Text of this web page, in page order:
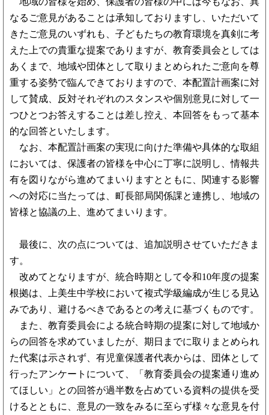
なるご意見があることは承知しておりますし、いただいて
きたご意見のいずれも、子どもたちの教育環境を真剣に考
えた上での貴重な提案でありますが、教育委員会としては
あくまで、地域や団体として取りまとめられたご意向を尊
重する姿勢で臨んできておりますので、本配置計画案に対
して賛成、反対それぞれのスタンスや個別意見に対して一
つひとつお答えすることは差し控え、本回答をもって基本
的な回答といたします。
なお、本配置計画案の実現に向けた準備や具体的な取組
においては、保護者の皆様を中心に丁寧に説明し、情報共
有を図りながら進めてまいりますとともに、関連する影響
への対応に当たっては、町長部局関係課と連携し、地域の
皆様と協議の上、進めてまいります。
最後に、次の点については、追加説明させていただきま
す。
改めてとなりますが、統合時期として令和10年度の提案
根拠は、上美生中学校において複式学級編成が生じる見込
みであり、避けるべきであるとの考えに基づくものです。
また、教育委員会による統合時期の提案に対して地域か
らの回答を求めていましたが、期日までに取りまとめられ
た代案は示されず、有児童保護者代表からは、団体として
行ったアンケートについて、「教育委員会の提案通り進め
てほしい」との回答が過半数を占めている資料の提供を受
けるとともに、意見の一致をみるに至らず様々な意見を付